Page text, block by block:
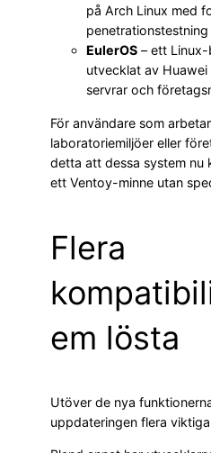
på Arch Linux med
EulerOS – ett
utvecklat av
servrar och
För användare som
laboratoriemiljöer eller
detta att dessa system nu
ett Ventoy-minne utan
Flera
em lösta
Utöver de nya
uppdateringen flera